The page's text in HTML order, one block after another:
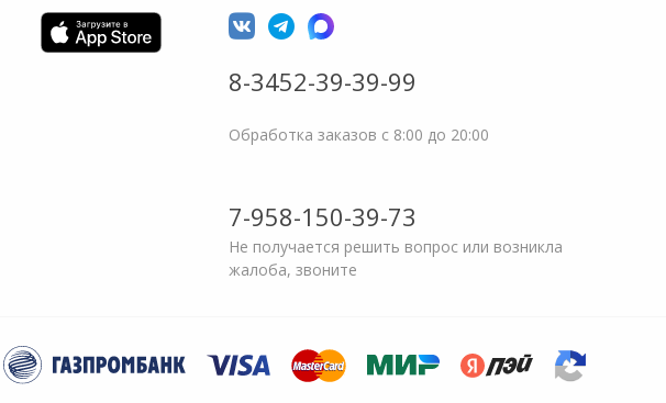
8-3452-39-39-99
Обработка заказов с 8:00 до 20:00
7-958-150-39-73
Не получается решить вопрос или возникла
жалоба, звоните